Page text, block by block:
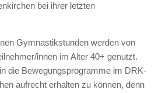
bei ihrer letzten
Gymnastikstunden werden von
innen im Alter 40+ genutzt.
die Bewegungsprogramme im DRK-
aufrecht erhalten zu können, denn